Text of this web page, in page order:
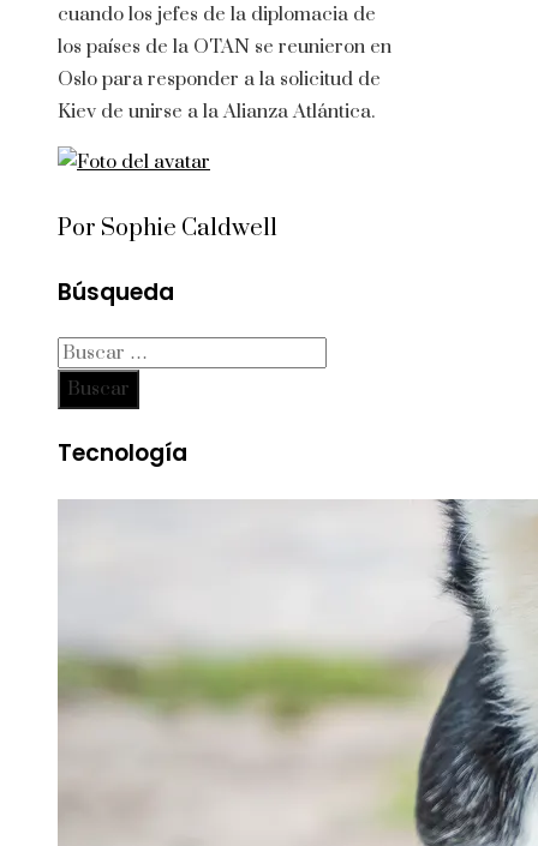
cuando los jefes de la diplomacia de
los países de la OTAN se reunieron en
Oslo para responder a la solicitud de
Kiev de unirse a la Alianza Atlántica.
Por Sophie Caldwell
Búsqueda
Buscar:
Tecnología